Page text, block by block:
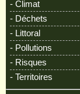
- Climat
- Déchets
- Littoral
- Pollutions
- Risques
- Territoires